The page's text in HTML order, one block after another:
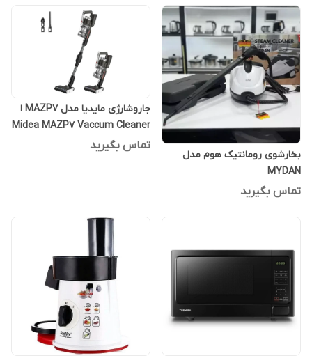
بخارشوی رومانتیک هوم مدل
MYDAN
تماس بگیرید
جاروشارژی مایدیا مدل MAZP7 ا
Midea MAZP7 Vaccum Cleaner
تماس بگیرید